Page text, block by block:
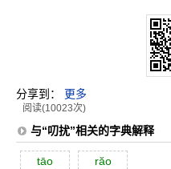
分享到： 更多
阅读(10023次)
与“叨扰”相关的字典解释
tāo răo